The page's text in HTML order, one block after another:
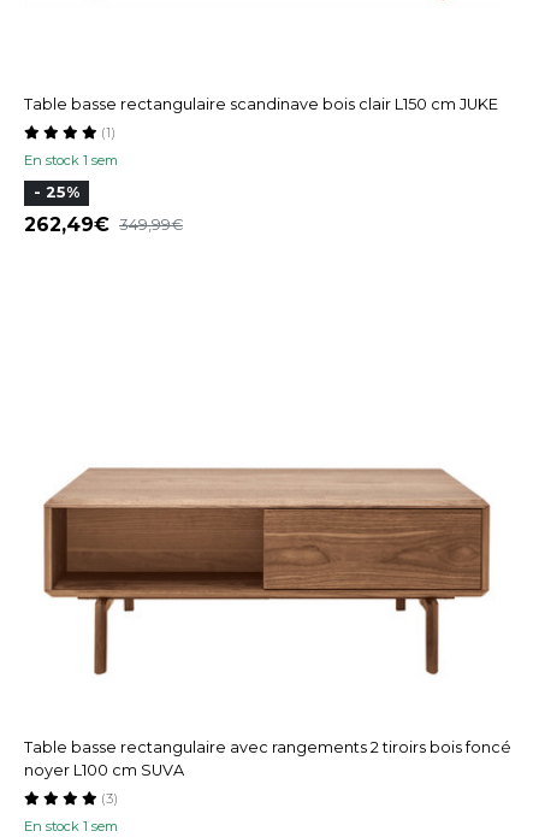
Table basse rectangulaire scandinave bois clair L150 cm JUKE
En stock 1 sem
(1)
- 25%
262,49 349,99
Table basse rectangulaire avec rangements 2 tiroirs bois foncé
noyer L100 cm SUVA
En stock 1 sem
(3)